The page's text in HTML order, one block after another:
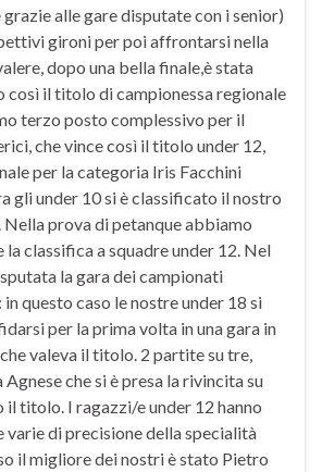
alle gare disputate con i senior)
gironi per poi affrontarsi nella
dopo una bella finale,è stata
così il titolo di campionessa regionale
terzo posto complessivo per il
che vince così il titolo under 12,
per la categoria Iris Facchini
gli under 10 si è classificato il nostro
prova di petanque abbiamo
classifica a squadre under 12. Nel
la gara dei campionati
questo caso le nostre under 18 si
per la prima volta in una gara in
valeva il titolo. 2 partite su tre,
che si è presa la rivincita su
il titolo. I ragazzi/e under 12 hanno
varie di precisione della specialità
il migliore dei nostri è stato Pietro